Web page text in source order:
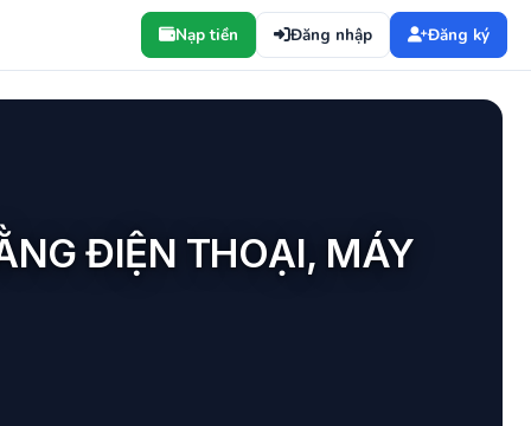
Nạp tiền Đăng nhập Đăng ký
ĐIỆN THOẠI, MÁY